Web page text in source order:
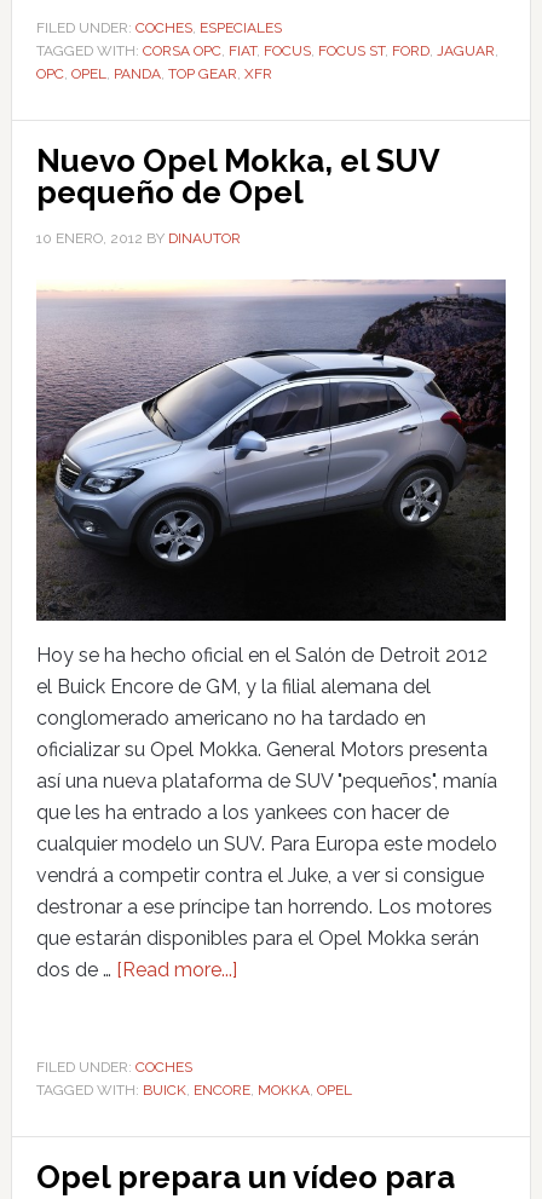
FILED UNDER: COCHES, ESPECIALES
TAGGED WITH: CORSA OPC, FIAT, FOCUS, FOCUS ST, FORD, JAGUAR
OPC, OPEL PANDA, TOP GEAR XFR
Nuevo Opel Mokka, el SUV
pequeño de Opel
10 ENERO, 2012 BY DINAUTOR
Hoy se ha hecho oficial en el Salón de Detroit 2012
el Buick Encore de GM, y la filial alemana del
conglomerado americano no ha tardado en
oficializar su Opel Mokka. General Motors presenta
así una nueva plataforma de SUV "pequeños", manía
que les ha entrado a los yankees con hacer de
cualquier modelo un SUV. Para Europa este modelo
vendrá a competir contra el Juke, a ver si consigue
destronar a ese príncipe tan horrendo. Los motores
que estarán disponibles para el Opel Mokka serán
dos de … [Read more...]
FILED UNDER: COCHES
TAGGED WITH: BUICK, ENCORE, MOKKA, OPEL
Opel prepara un vídeo para